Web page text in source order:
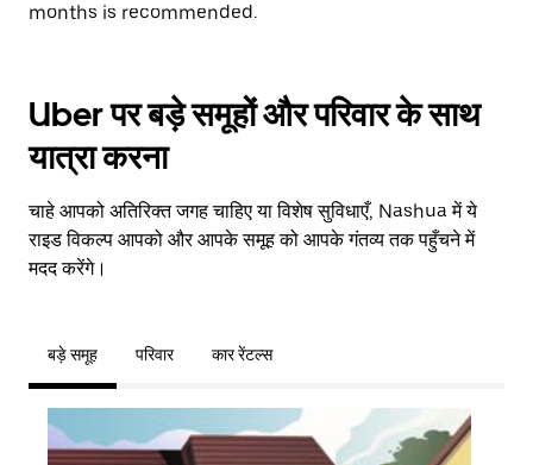
months is recommended.
Uber पर बड़े समूहों और परिवार के साथ
यात्रा करना
चाहे आपको अतिरिक्त जगह चाहिए या विशेष सुविधाएँ, Nashua में ये
राइड विकल्प आपको और आपके समूह को आपके गंतव्य तक पहुँचने में
मदद करेंगे।
बड़े समूह परिवार कार रेंटल्स